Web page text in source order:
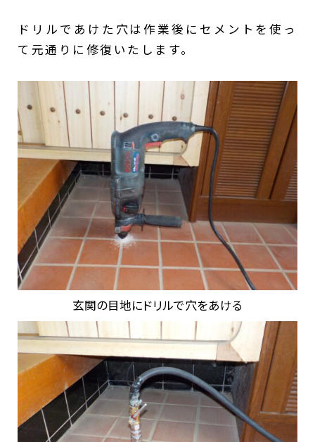
ドリルであけた穴は作業後にセメントを使っ
て元通りに修復いたします。
玄関の目地にドリルで穴をあける